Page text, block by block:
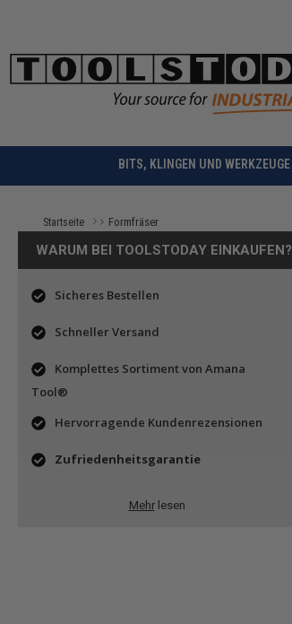
BITS, KLINGEN UND WERKZEUGE
Startseite Formfräser
WARUM BEI TOOLSTODAY EINKAUFEN?
Sicheres Bestellen
Schneller Versand
Komplettes Sortiment von Amana
Tool®
Hervorragende Kundenrezensionen
Zufriedenheitsgarantie
Mehrlesen